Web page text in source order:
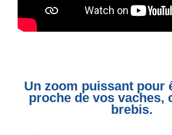
Un zoom puissant pour
proche de vos vaches,
brebis.